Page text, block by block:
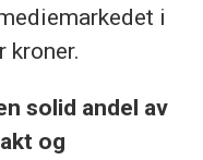
i
kroner.
solid andel av
og